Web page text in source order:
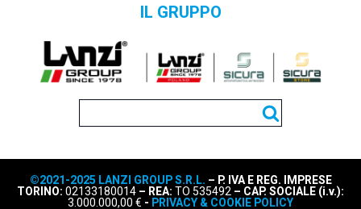
IL GRUPPO
©2021-2025 LANZI GROUP S.R.L. – P. IVA E REG. IMPRESE
TORINO:02133180014– REA:TO 535492– CAP. SOCIALE (i.v.):
3.000.000,00 € - PRIVACY & COOKIE POLICY